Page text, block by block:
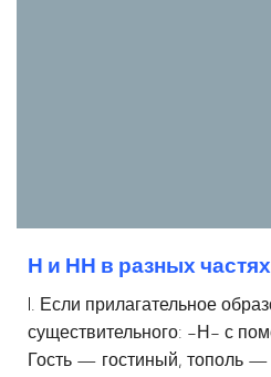
Н и НН в разных
I. Если прилагательное
существительного: -Н- с
Гость — гостиный, тополь —